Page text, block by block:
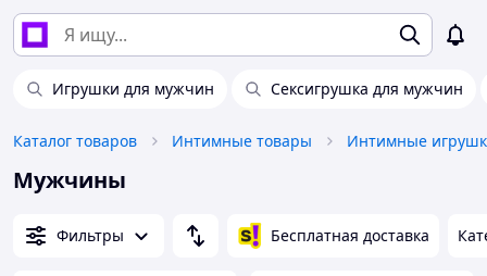
Игрушки для мужчин Сексигрушка для мужчин
Каталог товаров Интимные товары Интимные
Мужчины
Фильтры Бесплатная доставка